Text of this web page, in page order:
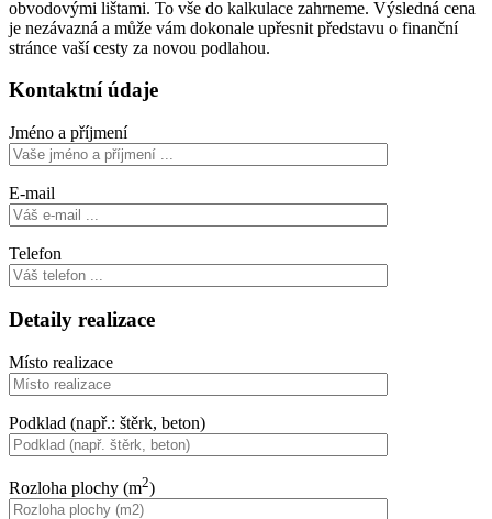
obvodovými lištami. To vše do kalkulace zahrneme. Výsledná cena
je nezávazná a může vám dokonale upřesnit představu o finanční
stránce vaší cesty za novou podlahou.
Kontaktní údaje
Jméno a příjmení
E-mail
Telefon
Detaily realizace
Místo realizace
Podklad (např.: štěrk, beton)
Rozloha plochy (m2)